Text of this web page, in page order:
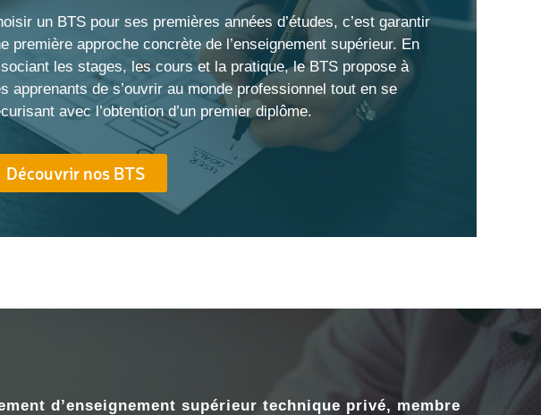
un BTS pour ses premières années d’études, c’est garantir
première approche concrète de l’enseignement supérieur. En
les stages, les cours et la pratique, le BTS propose à
apprenants de s’ouvrir au monde professionnel tout en se
avec l’obtention d’un premier diplôme.
Découvrir nos BTS
d’enseignement supérieur technique privé, membre